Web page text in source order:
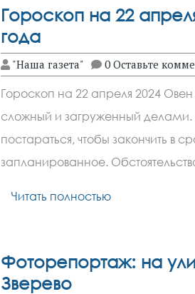
Гороскоп на 22
года
"Наша газета" 0 Оставьте
Гороскоп на 22 апреля 2024
сложный и загруженный делами.
постараться, чтобы закончить в
запланированное.
Читать полностью
Фоторепортаж: на
Зверево